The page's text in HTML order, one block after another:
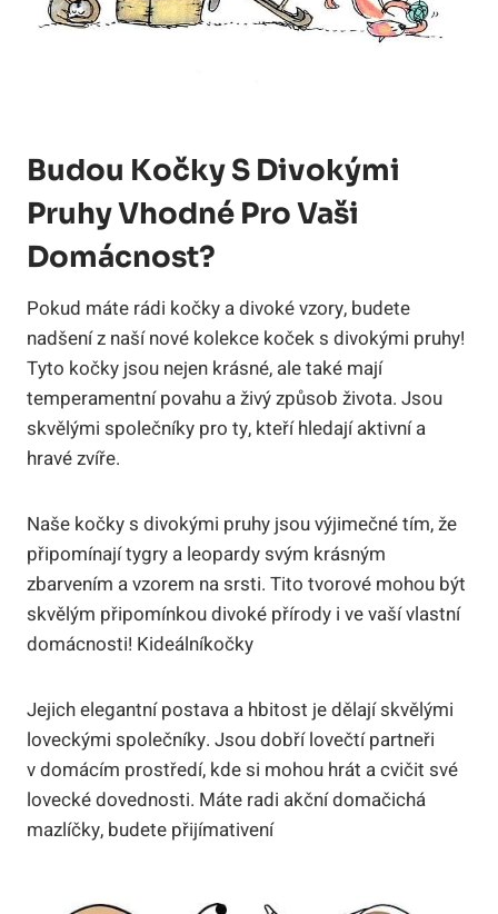
Budou Kočky S Divokými
Pruhy Vhodné Pro Vaši
Domácnost?
Pokud máte rádi kočky a divoké vzory, budete
nadšení z naší nové kolekce koček s divokými pruhy!
Tyto kočky jsou nejen krásné, ale také mají
temperamentní povahu a živý způsob života. Jsou
skvělými společníky pro ty, kteří hledají aktivní a
hravé zvíře.
Naše kočky s divokými pruhy jsou výjimečné tím, že
připomínají tygry a leopardy svým krásným
zbarvením a vzorem na srsti. Tito tvorové mohou být
skvělým připomínkou divoké přírody i ve vaší vlastní
domácnosti! Kideálníkočky
Jejich elegantní postava a hbitost je dělají skvělými
loveckými společníky. Jsou dobří lovečtí partneři
v domácím prostředí, kde si mohou hrát a cvičit své
lovecké dovednosti. Máte radi akční domačichá
mazlíčky, budete přijímativení